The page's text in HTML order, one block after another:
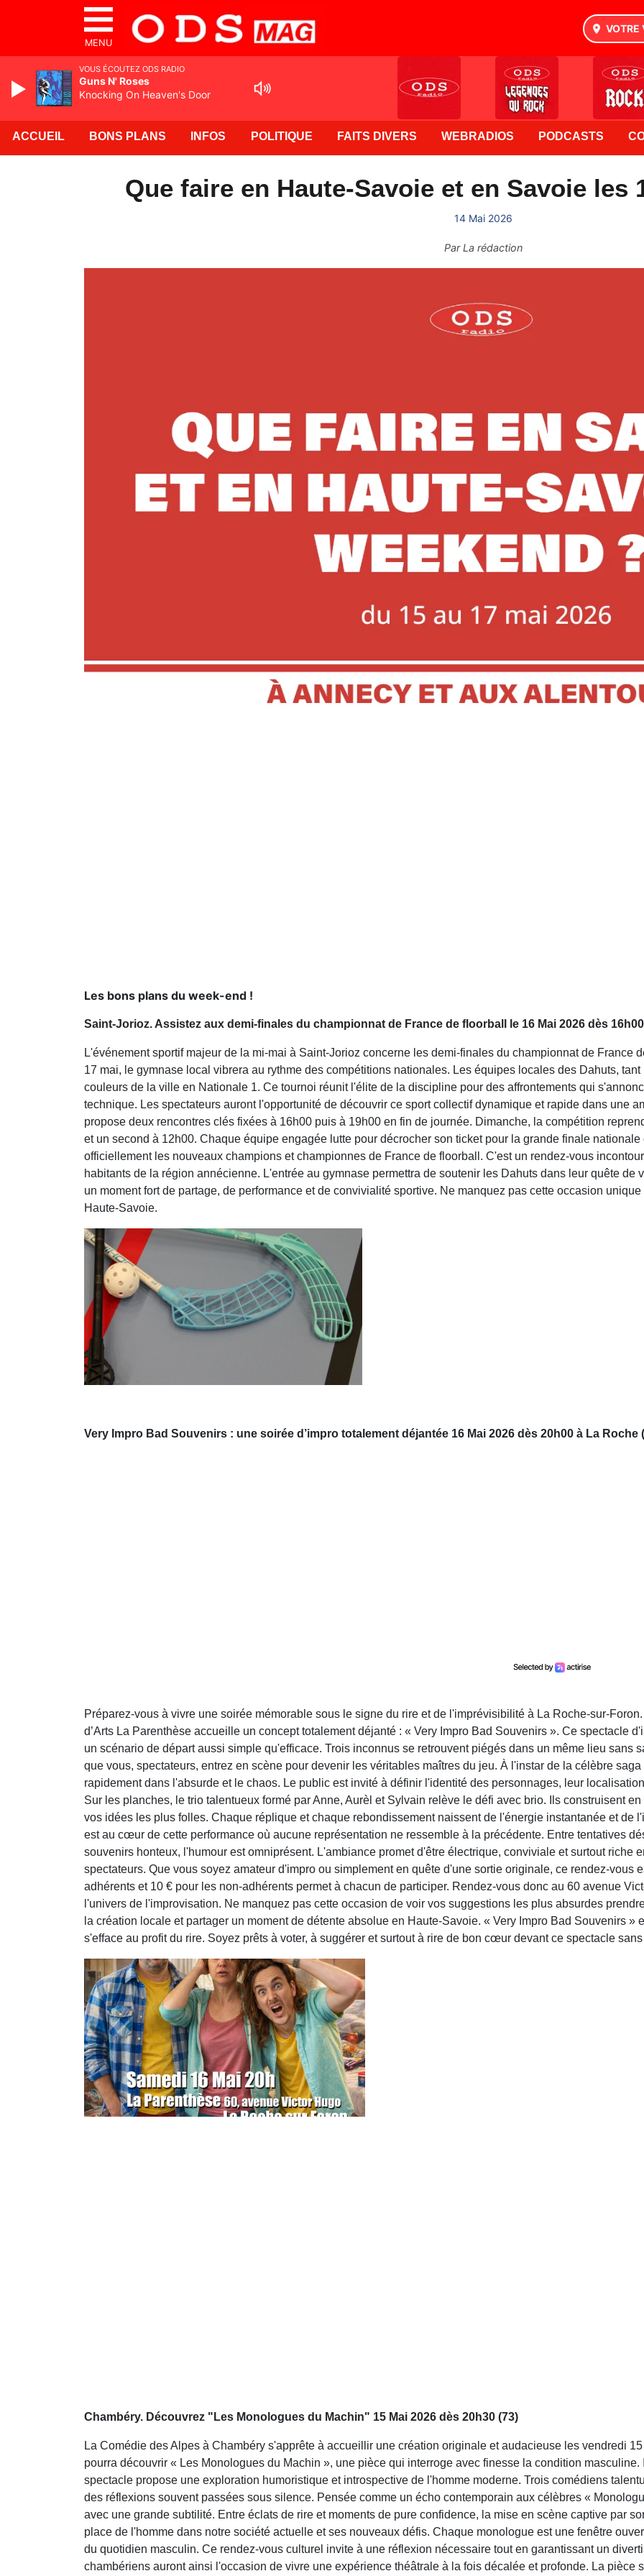
MENU
VOTRE
ACCUEIL BONS PLANS INFOS POLITIQUE FAITS DIVERS WEBRADIOS PODCASTS
Que faire en Haute-Savoie et en Savoie les
14 Mai 2026
ParLa rédaction
Les bons plans du week-end !
Saint-Jorioz. Assistez aux demi-finales du championnat de France de floorball le 16 Mai 2026 dès
L'événement sportif majeur de la mi-mai à Saint-Jorioz concerne les demi-finales du championnat de France
17 mai, le gymnase local vibrera au rythme des compétitions nationales. Les équipes locales des Dahuts,
couleurs de la ville en Nationale 1. Ce tournoi réunit l'élite de la discipline pour des affrontements qui
technique. Les spectateurs auront l'opportunité de découvrir ce sport collectif dynamique et rapide dans une
propose deux rencontres clés fixées à 16h00 puis à 19h00 en fin de journée. Dimanche, la compétition
et un second à 12h00. Chaque équipe engagée lutte pour décrocher son ticket pour la grande finale
officiellement les nouveaux champions et championnes de France de floorball. C'est un rendez-vous
habitants de la région annécienne. L'entrée au gymnase permettra de soutenir les Dahuts dans leur quête de
un moment fort de partage, de performance et de convivialité sportive. Ne manquez pas cette occasion
Haute-Savoie.
Very Impro Bad Souvenirs : une soirée d’impro totalement déjantée 16 Mai 2026 dès 20h00 à La Roche
Préparez-vous à vivre une soirée mémorable sous le signe du rire et de l'imprévisibilité à La Roche-sur-
d’Arts La Parenthèse accueille un concept totalement déjanté : « Very Impro Bad Souvenirs ». Ce spectacle
un scénario de départ aussi simple qu'efficace. Trois inconnus se retrouvent piégés dans un même lieu sans
que vous, spectateurs, entrez en scène pour devenir les véritables maîtres du jeu. À l'instar de la célèbre
rapidement dans l'absurde et le chaos. Le public est invité à définir l'identité des personnages, leur
Sur les planches, le trio talentueux formé par Anne, Aurèl et Sylvain relève le défi avec brio. Ils construisent
vos idées les plus folles. Chaque réplique et chaque rebondissement naissent de l'énergie instantanée et de
est au cœur de cette performance où aucune représentation ne ressemble à la précédente. Entre tentatives
souvenirs honteux, l'humour est omniprésent. L'ambiance promet d'être électrique, conviviale et surtout riche
spectateurs. Que vous soyez amateur d'impro ou simplement en quête d'une sortie originale, ce rendez-vous
adhérents et 10 € pour les non-adhérents permet à chacun de participer. Rendez-vous donc au 60 avenue
l'univers de l'improvisation. Ne manquez pas cette occasion de voir vos suggestions les plus absurdes
la création locale et partager un moment de détente absolue en Haute-Savoie. « Very Impro Bad Souvenirs »
s'efface au profit du rire. Soyez prêts à voter, à suggérer et surtout à rire de bon cœur devant ce spectacle
Chambéry. Découvrez "Les Monologues du Machin" 15 Mai 2026 dès 20h30 (73)
La Comédie des Alpes à Chambéry s'apprête à accueillir une création originale et audacieuse les vendredi
pourra découvrir « Les Monologues du Machin », une pièce qui interroge avec finesse la condition
spectacle propose une exploration humoristique et introspective de l'homme moderne. Trois comédiens
des réflexions souvent passées sous silence. Pensée comme un écho contemporain aux célèbres «
avec une grande subtilité. Entre éclats de rire et moments de pure confidence, la mise en scène captive par
place de l'homme dans notre société actuelle et ses nouveaux défis. Chaque monologue est une fenêtre
du quotidien masculin. Ce rendez-vous culturel invite à une réflexion nécessaire tout en garantissant un
chambériens auront ainsi l'occasion de vivre une expérience théâtrale à la fois décalée et profonde. La pièce
VOUS ÉCOUTEZ ODS RADIO
Guns N' Roses
Knocking On Heaven's Door